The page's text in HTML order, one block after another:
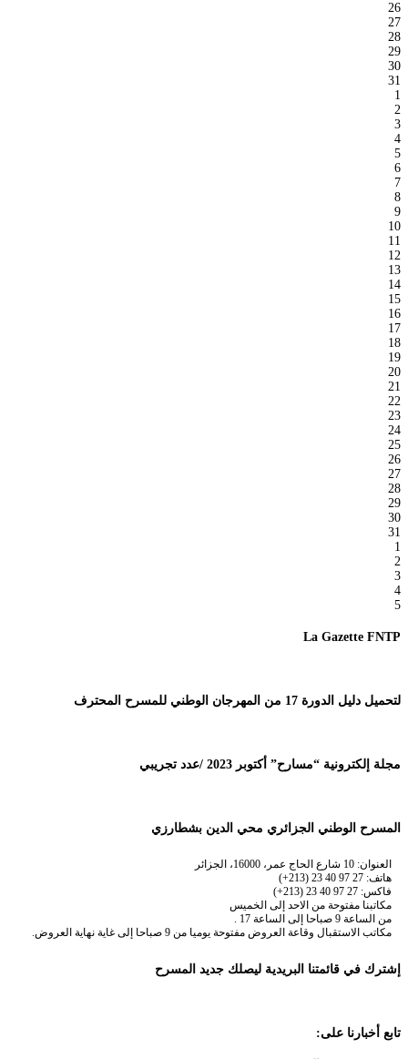
26
27
28
29
30
31
1
2
3
4
5
6
7
8
9
10
11
12
13
14
15
16
17
18
19
20
21
22
23
24
25
26
27
28
29
30
31
1
2
3
4
5
La Gazette FNTP
لتحميل دليل الدورة 17 من المهرجان الوطني للمسرح المحترف
مجلة إلكترونية “مسارح” أكتوبر 2023 /عدد تجريبي
المسرح الوطني الجزائري محي الدين بشطارزي
العنوان: 10 شارع الحاج عمر، 16000، الجزائر
هاتف: 27 97 40 23 (213+)
فاكس: 27 97 40 23 (213+)
مكاتبنا مفتوحة من الاحد إلى الخميس
من الساعة 9 صباحا إلى الساعة 17 .
مكاتب الاستقبال وقاعة العروض مفتوحة يوميا من 9 صباحا إلى غاية نهاية العروض.
إشترك في قائمتنا البريدية ليصلك جديد المسرح
تابع أخبارنا على: